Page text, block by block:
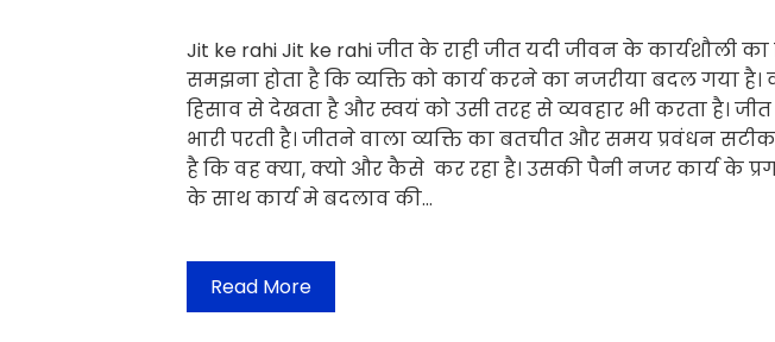
Jit ke rahi Jit ke rahi जीत के राही जीत यदी जीवन के कार्यशौली का
समझना होता है कि व्यक्ति को कार्य करने का नजरीया बदल गया है।
हिसाव से देखता है और स्वयं को उसी तरह से व्यवहार भी करता है।
भारी परती है। जीतने वाला व्यक्ति का बतचीत और समय प्रवंधन सटीक
है कि वह क्या, क्यो और कैसे कर रहा है। उसकी पैनी नजर कार्य के
के साथ कार्य मे बदलाव की…
Read More